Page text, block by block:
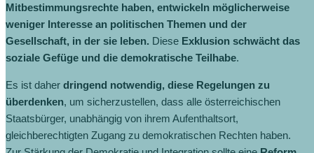
Mitbestimmungsrechte haben, entwickeln möglicherweise
weniger Interesse an politischen Themen und der
Gesellschaft, in der sie leben. Diese Exklusion schwächt das
soziale Gefüge und die demokratische Teilhabe.
Es ist daher dringend notwendig, diese Regelungen zu
überdenken, um sicherzustellen, dass alle österreichischen
Staatsbürger, unabhängig von ihrem Aufenthaltsort,
gleichberechtigten Zugang zu demokratischen Rechten haben.